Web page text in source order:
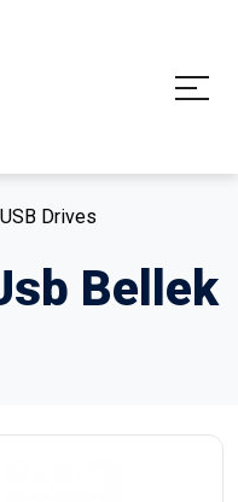
USB Drives
Bellek